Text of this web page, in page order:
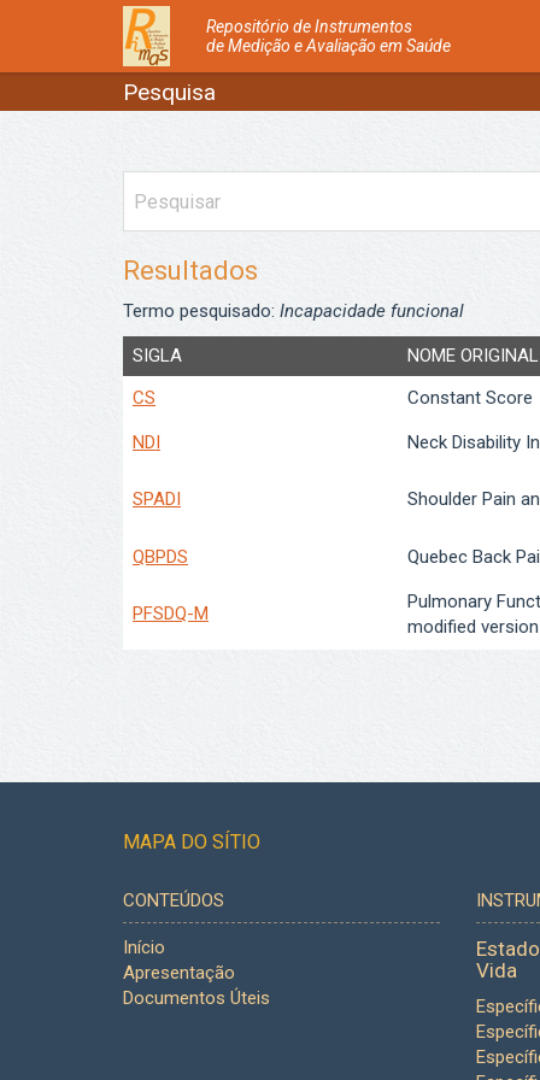
Repositório de Instrumentos
de Medição e Avaliação em Saúde
Pesquisa
Resultados
Termo pesquisado: Incapacidade funcional
SIGLA
NOME ORIGINAL
CS
Constant Score
NDI Neck Disability
SPADI Shoulder Pain
QBPDS Quebec Back
PFSDQ-M
Pulmonary
modified version
MAPA DO SÍTIO
CONTEÚDOS
Início
Apresentação
Documentos Úteis
Vida